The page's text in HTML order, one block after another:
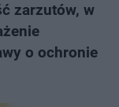
zarzutów, w
o ochronie